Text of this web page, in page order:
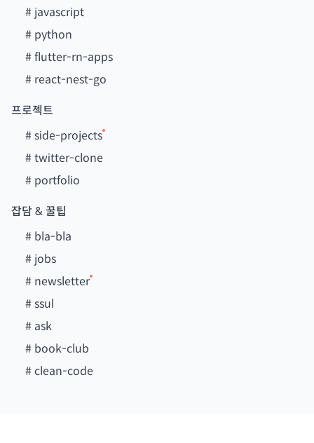
# javascript
# python
#flutter-rn-apps
# react-nest-go
프로젝트
#side-projects
#twitter-clone
# portfolio
잡담 & 꿀팁
# bla-bla
# jobs
# newsletter
#ssul
# ask
# book-club
#clean-code